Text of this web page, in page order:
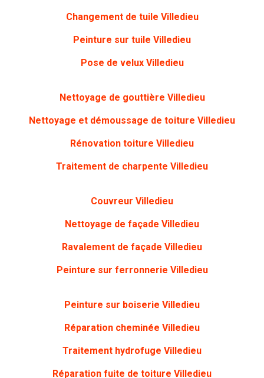
Changement de tuile Villedieu
Peinture sur tuile Villedieu
Pose de velux Villedieu
Nettoyage de gouttière Villedieu
Nettoyage et démoussage de toiture Villedieu
Rénovation toiture Villedieu
Traitement de charpente Villedieu
Couvreur Villedieu
Nettoyage de façade Villedieu
Ravalement de façade Villedieu
Peinture sur ferronnerie Villedieu
Peinture sur boiserie Villedieu
Réparation cheminée Villedieu
Traitement hydrofuge Villedieu
Réparation fuite de toiture Villedieu